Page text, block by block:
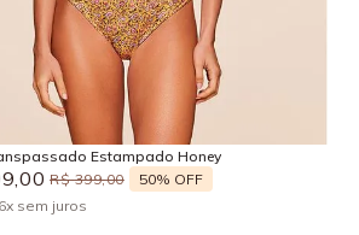
G GG EG
Adicionar na sacola
Estampado Honey
,00 R$ 399,00 50% OFF
6x sem juros